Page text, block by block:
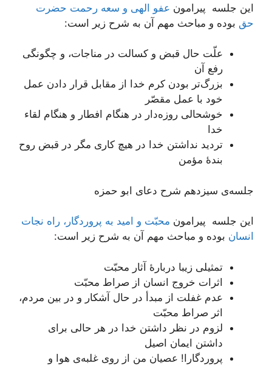
این جلسه پیرامون عفو الهی و سعه رحمت حضرت
حق بوده و مباحث مهم آن به شرح زیر است:
علّت حال قبض و کسالت در مناجات، و چگونگی
رفع آن
بزرگ‌تر بودن کرم خدا از مقابل قرار دادن عمل
خود با عمل مقصّر
خوشحالی روزه‌دار در هنگام افطار و هنگام لقاء
خدا
تردید نداشتن خدا در هیچ کاری مگر در قبض روح
بندۀ مؤمن
جلسه‌ی سیزدهم شرح دعای ابو حمزه
این جلسه پیرامون محبّت و امید به پروردگار، راه نجات
انسان بوده و مباحث مهم آن به شرح زیر است:
تمثیلی زیبا دربارۀ آثار محبّت
اثرات خروج انسان از صراط محبّت
عدم غفلت از مبدأ در حال آشکار و در بین مردم،
اثر صراط محبّت
لزوم در نظر داشتن خدا در هر حالی برای
داشتن ایمان اصیل
پروردگارا! عصیان من از روی غلبه‌ی هوا و